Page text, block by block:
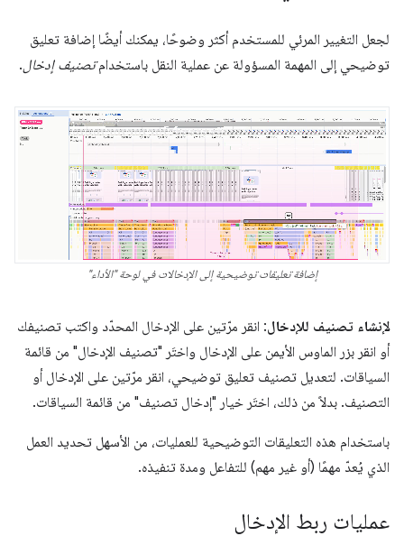
لجعل التغيير المرئي للمستخدم أكثر وضوحًا، يمكنك أيضًا إضافة تعليق
توضيحي إلى المهمة المسؤولة عن عملية النقل باستخدامتصنيف إدخال.
إضافة تعليقات توضيحية إلى الإدخالات في لوحة "الأداء"
لإنشاء تصنيف للإدخال: انقر مرّتين على الإدخال المحدّد واكتب تصنيفك
أو انقر بزر الماوس الأيمن على الإدخال واختَر "تصنيف الإدخال" من قائمة
السياقات. لتعديل تصنيف تعليق توضيحي، انقر مرّتين على الإدخال أو
التصنيف. بدلاً من ذلك، اختَر خيار "إدخال تصنيف" من قائمة السياقات.
باستخدام هذه التعليقات التوضيحية للعمليات، من الأسهل تحديد العمل
الذي يُعدّ مهمًا (أو غير مهم) للتفاعل ومدة تنفيذه.
عمليات ربط الإدخال